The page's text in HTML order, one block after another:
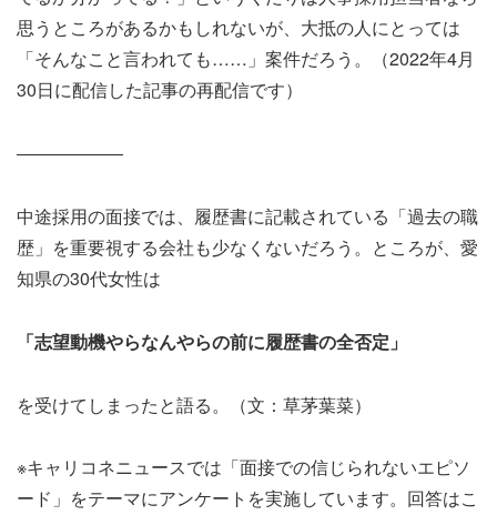
思うところがあるかもしれないが、大抵の人にとっては
「そんなこと言われても……」案件だろう。（2022年4月
30日に配信した記事の再配信です）
――――――
中途採用の面接では、履歴書に記載されている「過去の職
歴」を重要視する会社も少なくないだろう。ところが、愛
知県の30代女性は
「志望動機やらなんやらの前に履歴書の全否定」
を受けてしまったと語る。（文：草茅葉菜）
※キャリコネニュースでは「面接での信じられないエピソ
ード」をテーマにアンケートを実施しています。回答はこ